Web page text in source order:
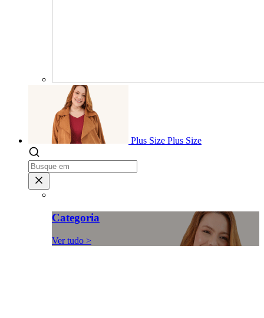
Plus Size Plus Size
Categoria
Ver tudo >